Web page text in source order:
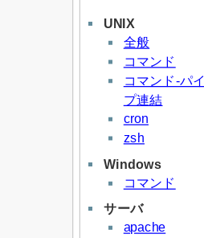
UNIX
全般
コマンド
コマンド-パイ
プ連結
cron
zsh
Windows
コマンド
サーバ
apache